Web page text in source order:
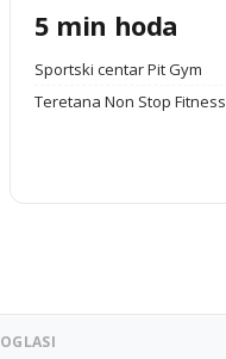
5 min hoda
Sportski centar Pit Gym
Teretana Non Stop Fitness
OGLASI